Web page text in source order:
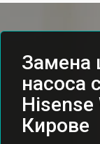
Замена
насоса
Hisense
Кирове